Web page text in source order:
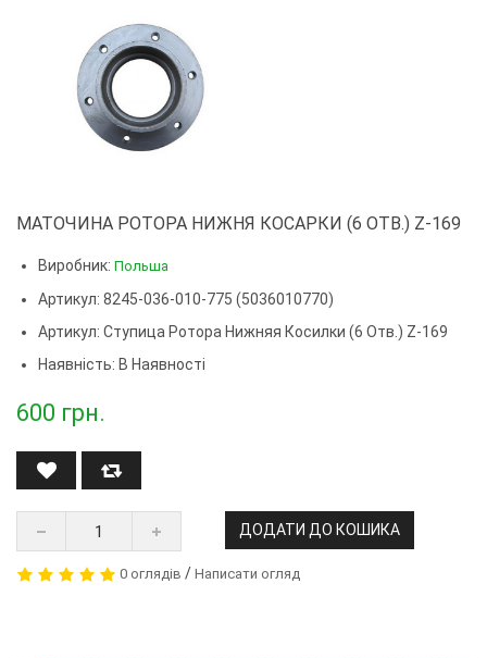
МАТОЧИНА РОТОРА НИЖНЯ КОСАРКИ (6 ОТВ.) Z-169
Виробник: Польша
Артикул: 8245-036-010-775 (5036010770)
Артикул: Ступица Ротора Нижняя Косилки (6 Отв.) Z-169
Наявність: В Наявності
600 грн.
ДОДАТИ ДО КОШИКА
0 оглядів / Написати огляд